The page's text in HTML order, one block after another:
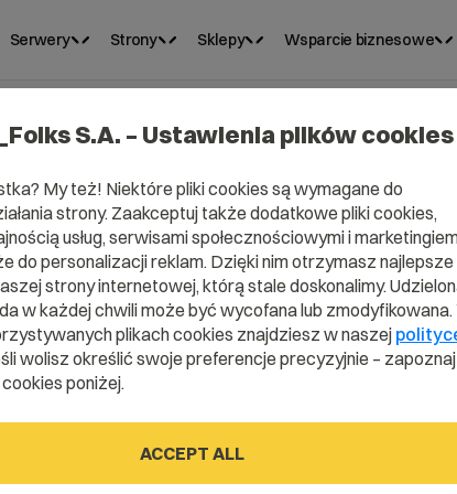
Serwery Strony Sklepy Wsparcie biznesowe
S.A. – Ustawienia plików cookies
My też! Niektóre pliki cookies są wymagane do
strony. Zaakceptuj także dodatkowe pliki cookies,
usług, serwisami społecznościowymi i
do personalizacji reklam. Dzięki nim otrzymasz najlepsze
strony internetowej, którą stale doskonalimy.
w każdej chwili może być wycofana lub
plikach cookies znajdziesz w naszej
wolisz określić swoje preferencje precyzyjnie –
poniżej.
ACCEPT ALL